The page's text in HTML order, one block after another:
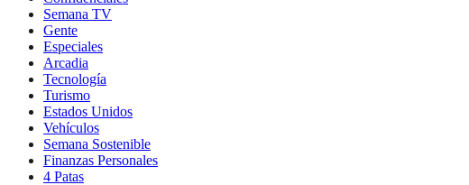
Semana TV
Gente
Especiales
Arcadia
Tecnología
Turismo
Estados Unidos
Vehículos
Semana Sostenible
Finanzas Personales
4 Patas